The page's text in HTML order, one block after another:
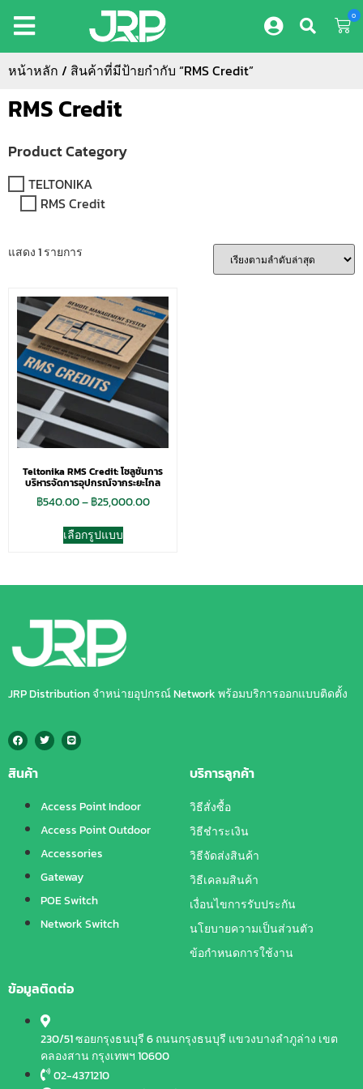
0
หน้าหลัก / สินค้าที่มีป้ายกำกับ “RMS Credit”
RMS Credit
Product Category
TELTONIKA
RMS Credit
แสดง 1 รายการ
Teltonika RMS Credit: โซลูชันการ
บริหารจัดการอุปกรณ์จากระยะไกล
฿540.00– ฿25,000.00
เลือกรูปแบบ
JRP Distribution จำหน่ายอุปกรณ์ Network พร้อมบริการออกแบบติดตั้ง
สินค้า
Access Point Indoor
Access Point Outdoor
Accessories
Gateway
POE Switch
Network Switch
บริการลูกค้า
วิธีสั่งซื้อ
วิธีชำระเงิน
วิธีจัดส่งสินค้า
วิธีเคลมสินค้า
เงื่อนไขการรับประกัน
นโยบายความเป็นส่วนตัว
ข้อกำหนดการใช้งาน
ข้อมูลติดต่อ
230/51 ซอยกรุงธนบุรี 6 ถนนกรุงธนบุรี แขวงบางลำภูล่าง เขต
คลองสาน กรุงเทพฯ 10600
02-4371210